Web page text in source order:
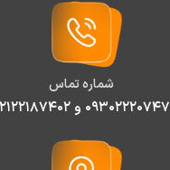
شماره تماس
۰۹۳۰۲۲۲۰۷۴۷ و ۰۲۱۲۲۱۸۷۴۰۲